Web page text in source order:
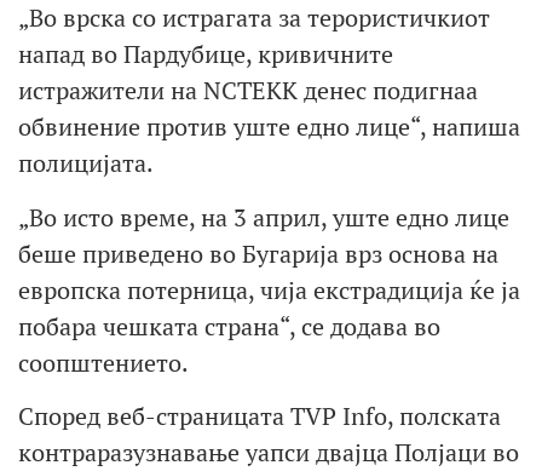
„Во врска со истрагата за терористичкиот
напад во Пардубице, кривичните
истражители на NCTEKK денес подигнаа
обвинение против уште едно лице“, напиша
полицијата.
„Во исто време, на 3 април, уште едно лице
беше приведено во Бугарија врз основа на
европска потерница, чија екстрадиција ќе ја
побара чешката страна“, се додава во
соопштението.
Според веб-страницата TVP Info, полската
контраразузнавање уапси двајца Полјаци во